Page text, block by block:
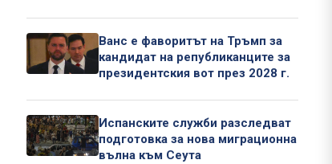
Ванс е фаворитът на Тръмп за
кандидат на републиканците за
президентския вот през 2028 г.
Испанските служби разследват
подготовка за нова миграционна
вълна към Сеута